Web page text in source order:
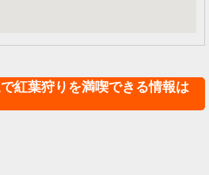
紅葉狩りを満喫できる情報は